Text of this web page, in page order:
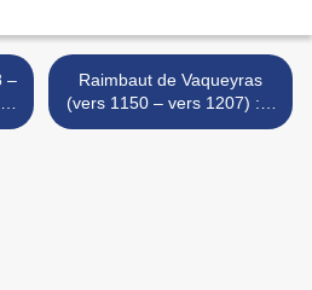
Raimbaut de Vaqueyras
(vers 1150 – vers 1207) : «
Hautes vagues qui venez